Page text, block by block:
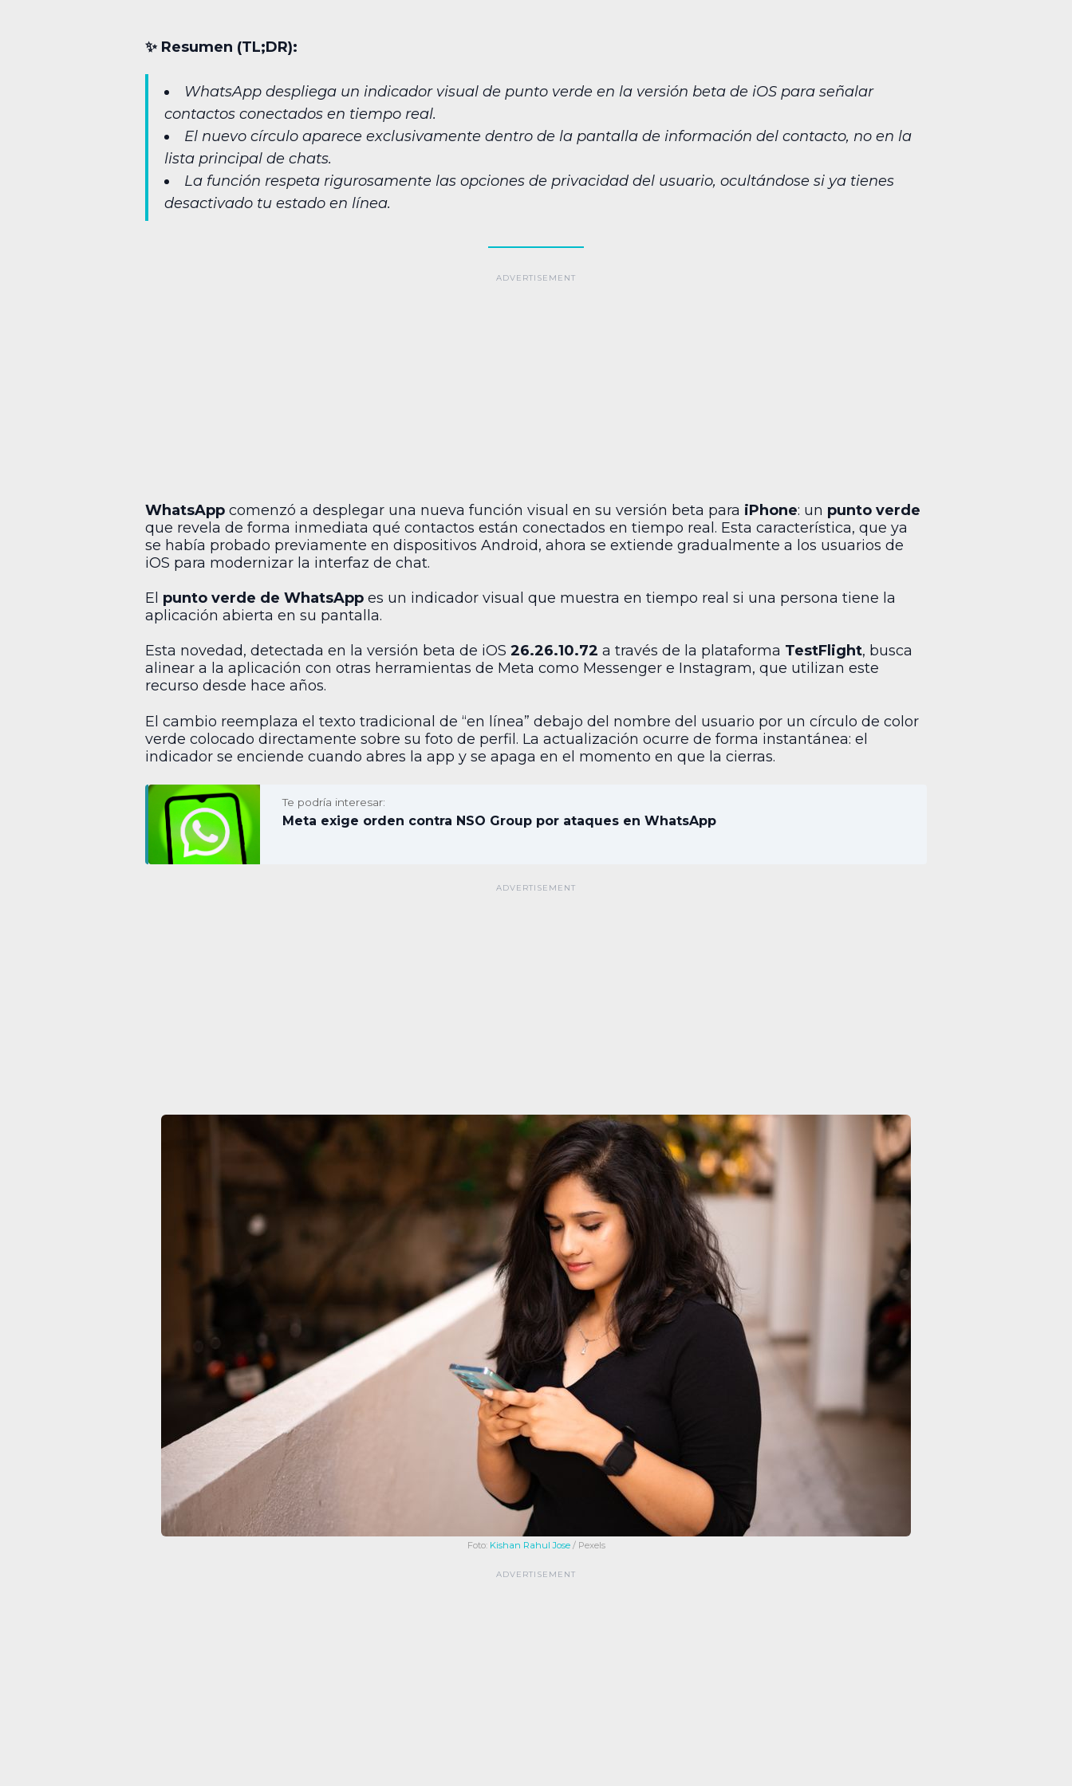
✨︎ Resumen (TL;DR):
WhatsApp despliega un indicador visual de punto verde en la versión beta de iOS para señalar
contactos conectados en tiempo real.
El nuevo círculo aparece exclusivamente dentro de la pantalla de información del contacto, no en la
lista principal de chats.
La función respeta rigurosamente las opciones de privacidad del usuario, ocultándose si ya tienes
desactivado tu estado en línea.
WhatsApp comenzó a desplegar una nueva función visual en su versión beta para iPhone: un punto verde
que revela de forma inmediata qué contactos están conectados en tiempo real. Esta característica, que ya
se había probado previamente en dispositivos Android, ahora se extiende gradualmente a los usuarios de
iOS para modernizar la interfaz de chat.
El punto verde de WhatsApp es un indicador visual que muestra en tiempo real si una persona tiene la
aplicación abierta en su pantalla.
Esta novedad, detectada en la versión beta de iOS 26.26.10.72 a través de la plataforma TestFlight, busca
alinear a la aplicación con otras herramientas de Meta como Messenger e Instagram, que utilizan este
recurso desde hace años.
El cambio reemplaza el texto tradicional de “en línea” debajo del nombre del usuario por un círculo de color
verde colocado directamente sobre su foto de perfil. La actualización ocurre de forma instantánea: el
indicador se enciende cuando abres la app y se apaga en el momento en que la cierras.
Te podría interesar:
Meta exige orden contra NSO Group por ataques en WhatsApp
Foto: Kishan Rahul Jose/ Pexels